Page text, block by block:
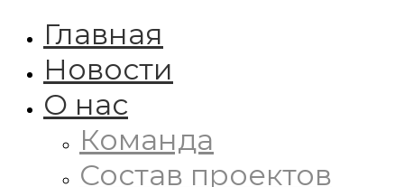
Главная
Новости
О нас
Команда
Состав проектов